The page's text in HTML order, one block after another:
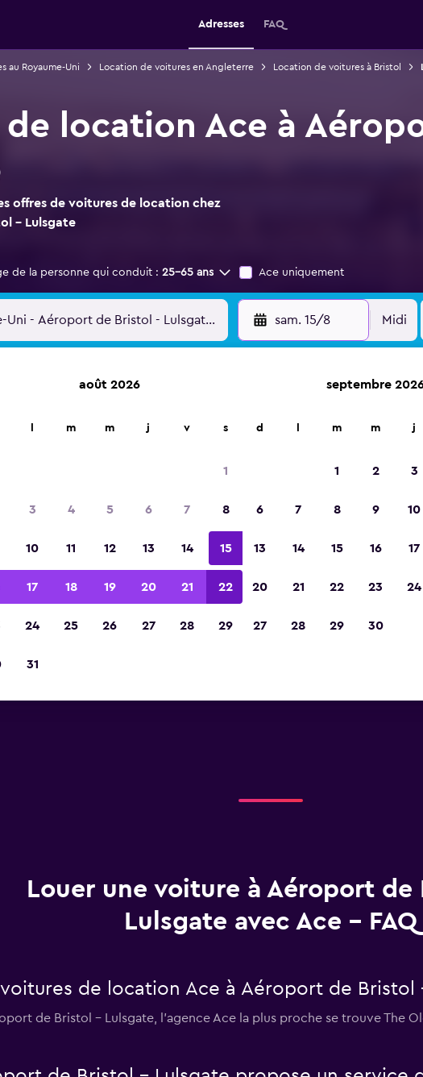
Adresses FAQ
au Royaume-Uni Location de voitures en Angleterre Location de voitures à Bristol
de location Ace à
offres de voitures de location chez
- Lulsgate
de la personne qui conduit : 25-65 ans Ace uniquement
sam. 15/8 Midi
Voitures de location Ace près de
Vous trouvez ci-dessous des informations sur toutes
de Ace près de Aéroport de Bristol - Lulsgate, y
Ace près de Aéroport de Bristol
Louer une voiture à Aéroport de
Lulsgate avec Ace - FAQ
de location Ace à Aéroport de Bristol
de Bristol - Lulsgate, l’agence Ace la plus proche se trouve The
août 2026
m m j v s
1
3 4 5 6 7 8
10 11 12 13 14 15
17 18 19 20 21 22
24 25 26 27 28 29
31
septembre
d m m j
1 2 3
6 7 8 9 10
13 14 15 16 17
20 21 22 23 24
27 28 29 30